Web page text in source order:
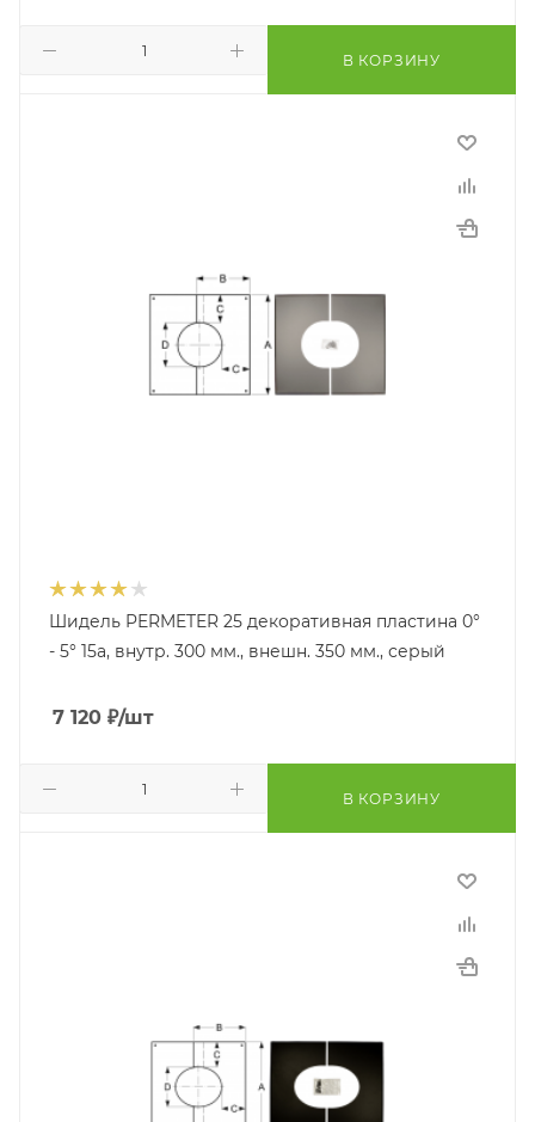
В КОРЗИНУ
Шидель PERMETER 25 декоративная пластина 0°
- 5° 15a, внутр. 300 мм., внешн. 350 мм., серый
7 120 ₽/шт
В КОРЗИНУ